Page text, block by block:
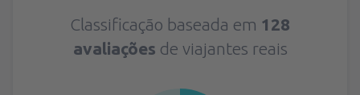
Classificação baseada em 128
avaliações de viajantes reais